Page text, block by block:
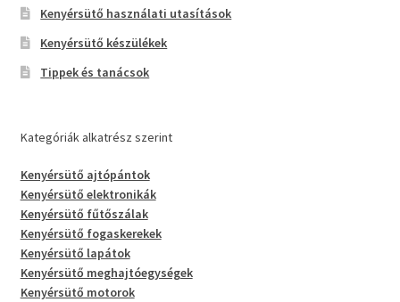
Kenyérsütő használati utasítások
Kenyérsütő készülékek
Tippek és tanácsok
Kategóriák alkatrész szerint
Kenyérsütő ajtópántok
Kenyérsütő elektronikák
Kenyérsütő fűtőszálak
Kenyérsütő fogaskerekek
Kenyérsütő lapátok
Kenyérsütő meghajtóegységek
Kenyérsütő motorok